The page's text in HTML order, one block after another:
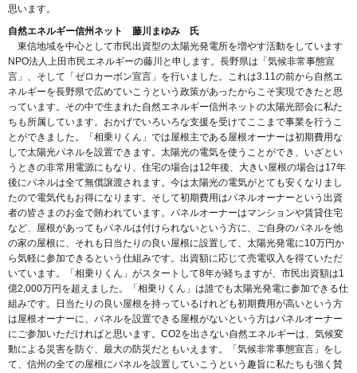
思います。
自然エネルギー信州ネット 藤川まゆみ 氏
東信地域を中心として市民出資型の太陽光発電所を増やす活動をしています
NPO法人上田市民エネルギーの藤川と申します。長野県は「気候非常事態宣
言」、そして「ゼロカーボン宣言」を行いました。これは3.11の前から自然エ
ネルギーを長野県で広めていこうという政策があったからこそ実現できたと思
っています。その中で生まれた自然エネルギー信州ネットの太陽光部会に私た
ちも所属しています。おかげでいろいろな支援を受けてここまで事業を行うこ
とができました。「相乗りくん」では屋根主である屋根オーナーは初期費用な
しで太陽光パネルを設置できます。太陽光の電気を使うことができ、いざとい
うときの非常用電源にもなり、住宅の場合は12年後、大きい屋根の場合は17年
後にパネルは全て無償譲渡されます。今は太陽光の電気がとても安くなりまし
たので電気代もお得になります。そして初期費用はパネルオーナーという出資
者の皆さまのお金で賄われています。パネルオーナーはマンションや賃貸住宅
など、屋根があってもパネルは付けられないという方に、ご自身のパネルを他
の家の屋根に、それも日当たりの良い屋根に設置して、太陽光発電に10万円か
ら気軽に参加できるという仕組みです。出資額に応じて売電収入を得ていただ
いています。「相乗りくん」がスタートして8年が経ちますが、市民出資額は1
億2,000万円を超えました。「相乗りくん」は誰でも太陽光発電に参加できる仕
組みです。日当たりの良い屋根を持っているけれども初期費用が高いという方
は屋根オーナーに、パネルを設置できる屋根がないという方はパネルオーナー
にご参加いただければと思います。CO2を出さない自然エネルギーは、気候変
動による災害を防ぐ、最大の防災だともいえます。「気候非常事態宣言」をし
て、信州の全ての屋根にパネルを設置していこうという趣旨に私たちも強く賛